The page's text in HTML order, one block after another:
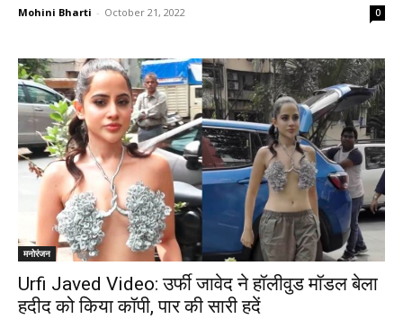
Mohini Bharti - October 21, 2022 0
मनोरंजन
Urfi Javed Video: उर्फी जावेद ने हॉलीवुड मॉडल बेला
हदीद को किया कॉपी, पार की सारी हदें